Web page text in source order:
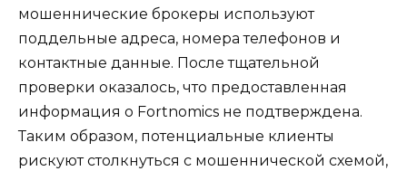
мошеннические брокеры используют
поддельные адреса, номера телефонов и
контактные данные. После тщательной
проверки оказалось, что предоставленная
информация о Fortnomics не подтверждена.
Таким образом, потенциальные клиенты
рискуют столкнуться с мошеннической схемой,